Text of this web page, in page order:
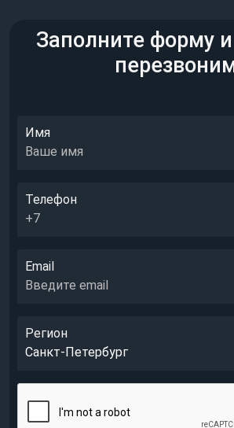
Заполните форму
Имя
Телефон
Email
Регион